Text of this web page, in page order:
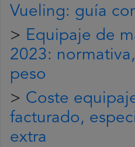
Vueling: guía
> Equipaje de
2023:
peso
> Coste
facturado,
extra